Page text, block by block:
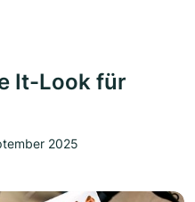
It-Look für
2025